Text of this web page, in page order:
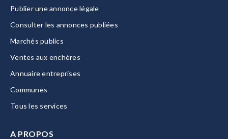
Publier une annonce légale
Consulter les annonces publiées
Marchés publics
Ventes aux enchères
Annuaire entreprises
Communes
Tous les services
A PROPOS